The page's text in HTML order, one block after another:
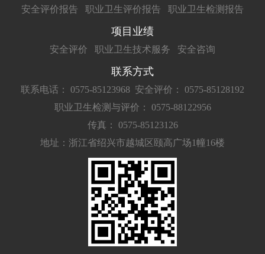
安全评价报告 职业卫生评价报告 职业卫生检测报告
项目业绩
安全评价 职业卫生技术服务 安全咨询
联系方式
联系电话： 0575-85123968 安全评价： 0575-85128192
职业卫生检测与评价： 0575-88122956
传真： 0575-85123126
地址：浙江省绍兴市越城区颐高广场1幢16楼